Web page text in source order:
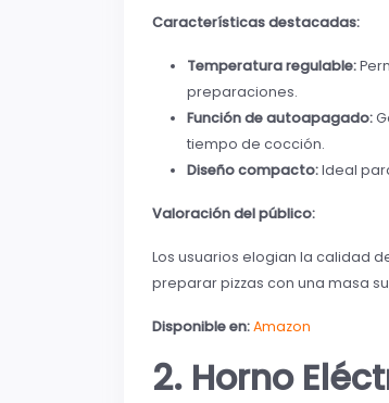
Características destacadas:
Temperatura regulable:
preparaciones.
Función de autoapagado:
tiempo de cocción.
Diseño compacto:Ideal
Valoración del público:
Los usuarios elogian la calidad
preparar pizzas con una masa
Disponible en:Amazon
2. Horno